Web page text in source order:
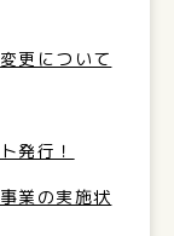
更について
発行！
業の実施状